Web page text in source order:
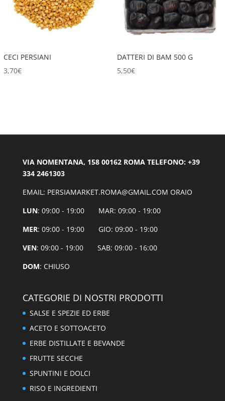
CECI PERSIANI
3,70€
DATTERI DI BAM 500 G
5,50€
VIA NOMENTANA, 158 00162 ROMA TELEFONO: +39
334 2461303
EMAIL: PERSIAMARKET.ROMA@GMAIL.COM ORAIO
LUN: 09:00 - 19:00 MAR: 09:00 - 19:00
MER: 09:00 - 19:00 GIO: 09:00 - 19:00
VEN: 09:00 - 19:00 SAB: 09:00 - 16:00
DOM: CHIUSO
CATEGORIE DI NOSTRI PRODOTTI
SALSE E SPEZIE ED ERBE
ACETO E SOTTOACETO
ERBE DISTILLATE E BEVANDE
FRUTTE SECCHE
SPUNTINI E DOLCI
RISO E INGREDIENTI